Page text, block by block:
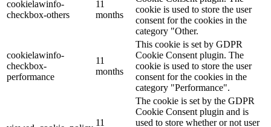
cookielawinfo-
checkbox-others
11
months
cookie is used to store the user
consent for the cookies in the
category "Other.
cookielawinfo-
checkbox-
performance
11
months
This cookie is set by GDPR
Cookie Consent plugin. The
cookie is used to store the user
consent for the cookies in the
category "Performance".
11
The cookie is set by the GDPR
Cookie Consent plugin and is
used to store whether or not user